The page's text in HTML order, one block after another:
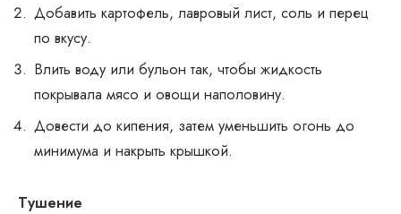
Добавить картофель, лавровый лист, соль и перец
по вкусу.
Влить воду или бульон так, чтобы жидкость
покрывала мясо и овощи наполовину.
Довести до кипения, затем уменьшить огонь до
минимума и накрыть крышкой.
Тушение